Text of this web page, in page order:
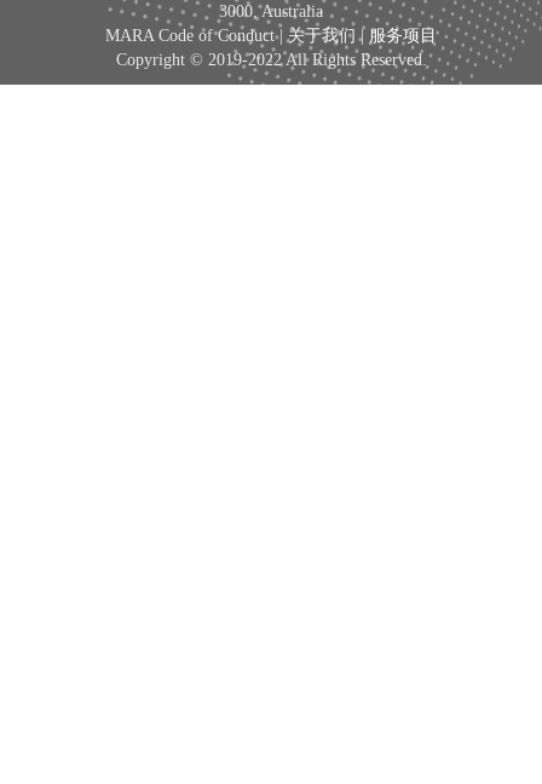
3000, Australia
MARA Code of Conduct |关于我们 | 服务项目
Copyright © 2019-2022 All Rights Reserved.